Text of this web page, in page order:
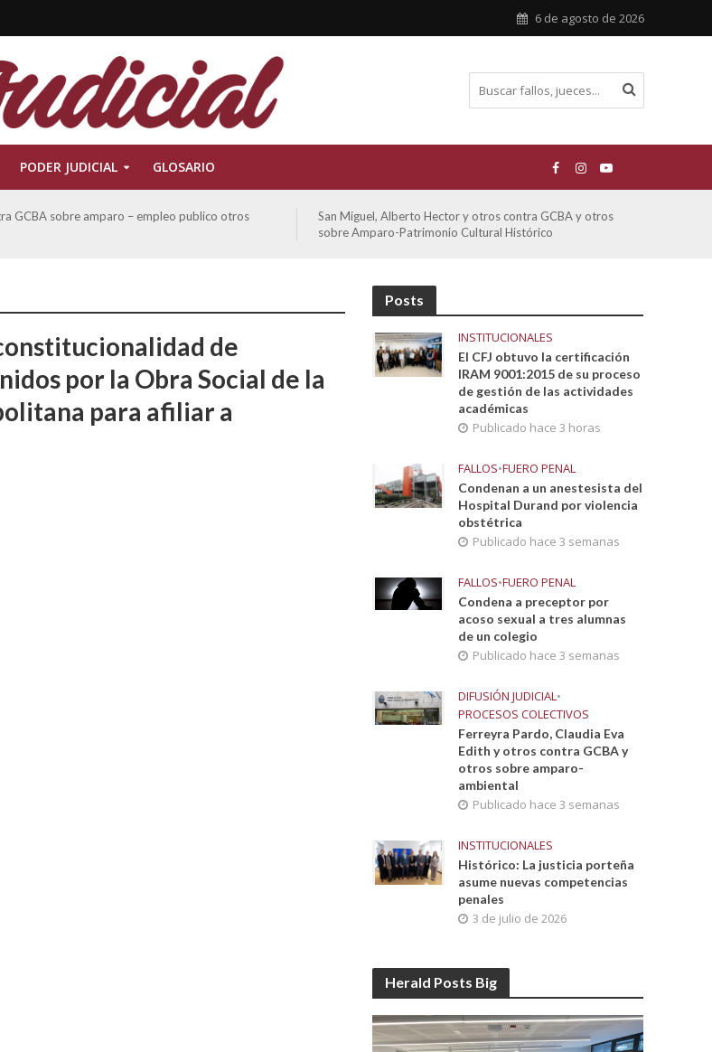
6 de agosto de 2026
PODER JUDICIAL GLOSARIO
Alberto Hector y otros contra GCBA y otros
De Morais, Oscar Antonio y otros y otros contra GCBA
sobre amparo-habitacionales
de
por la Obra Social de la
para afiliar a
Posts
INSTITUCIONALES
El CFJ obtuvo la certificación
IRAM 9001:2015 de su proceso
de gestión de las actividades
académicas
Publicado hace 3 horas
FALLOS•FUERO PENAL
Condenan a un anestesista del
Hospital Durand por violencia
obstétrica
Publicado hace 3 semanas
FALLOS•FUERO PENAL
Condena a preceptor por
acoso sexual a tres alumnas
de un colegio
Publicado hace 3 semanas
DIFUSIÓN JUDICIAL•
PROCESOS COLECTIVOS
Ferreyra Pardo, Claudia Eva
Edith y otros contra GCBA y
otros sobre amparo-
ambiental
Publicado hace 3 semanas
INSTITUCIONALES
Histórico: La justicia porteña
asume nuevas competencias
penales
3 de julio de 2026
Herald Posts Big